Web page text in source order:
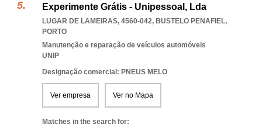
Experimente Grátis - Unipessoal, Lda
LUGAR DE LAMEIRAS, 4560-042, BUSTELO PENAFIEL,
PORTO
Manutenção e reparação de veículos automóveis
UNIP
Designação comercial: PNEUS MELO
Ver empresa Ver no Mapa
Matches in the search for: